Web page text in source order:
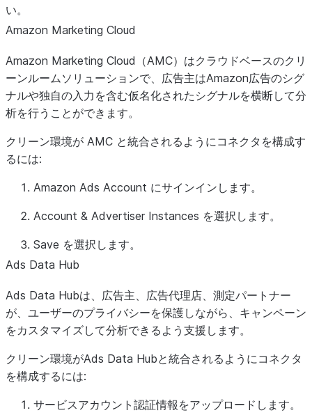
い。
Amazon Marketing Cloud
Amazon Marketing Cloud（AMC）はクラウドベースのクリ
ーンルームソリューションで、広告主はAmazon広告のシグ
ナルや独自の入力を含む仮名化されたシグナルを横断して分
析を行うことができます。
クリーン環境が AMC と統合されるようにコネクタを構成す
るには:
Amazon Ads Account にサインインします。
Account & Advertiser Instances を選択します。
Save を選択します。
Ads Data Hub
Ads Data Hubは、広告主、広告代理店、測定パートナー
が、ユーザーのプライバシーを保護しながら、キャンペーン
をカスタマイズして分析できるよう支援します。
クリーン環境がAds Data Hubと統合されるようにコネクタ
を構成するには:
サービスアカウント認証情報をアップロードします。